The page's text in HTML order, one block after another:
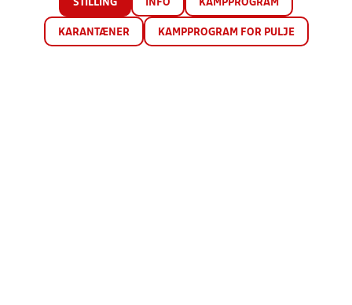
STILLING INFO KAMPPROGRAM
KARANTÆNER KAMPPROGRAM FOR PULJE